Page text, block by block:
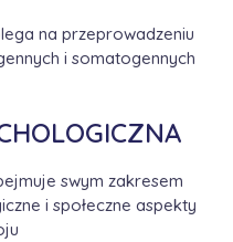
na przeprowadzeniu
i somatogennych
swym zakresem
i społeczne aspekty